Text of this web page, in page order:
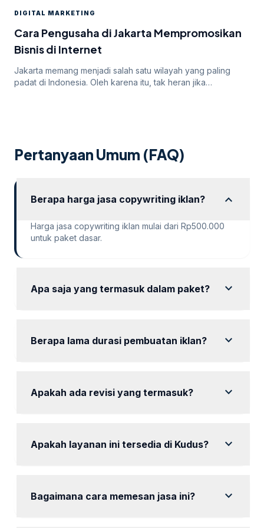
menghadapi tantangan dalam mendapatkan persetujuan
iklan mereka. Dalam artikel ini, kita akan membahas
mengapa […]
DIGITAL MARKETING
Cara Pengusaha di Jakarta Mempromosikan
Bisnis di Internet
Jakarta memang menjadi salah satu wilayah yang paling
padat di Indonesia. Oleh karena itu, tak heran jika
cukup? Atau […]
Pertanyaan Umum (FAQ)
Berapa harga jasa copywriting iklan? expand_more
Harga jasa copywriting iklan mulai dari Rp500.000
untuk paket dasar.
Apa saja yang termasuk dalam paket? expand_more
Berapa lama durasi pembuatan iklan? expand_more
Apakah ada revisi yang termasuk? expand_more
Apakah layanan ini tersedia di Kudus? expand_more
Bagaimana cara memesan jasa ini? expand_more